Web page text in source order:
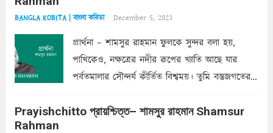
BANGLA KOBITA | বাংলা কবিতা December 5, 2023
প্রার্থনা – শামসুর রাহমান ফুলকে সুন্দর বলা হয়,
পাখিকেও, নক্ষত্রের নদীর রূপের খ্যাতি আছে যার
পর্বতমালার সৌন্দর্য কীর্তিত বিশ্বময়। তুমি বস্তুজগতের
তার সুষমায় পার্থক্য অনেক। তোমাকে সুন্দরী বলা চলে,
Prayishchitto প্রায়শ্চিত্ত– শামসুর রাহমান Shamsur
Rahman